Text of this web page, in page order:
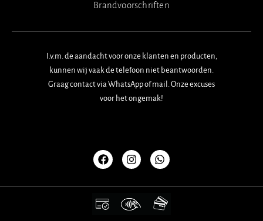
Brandvoorschriften
I.v.m. de aandacht voor onze klanten en producten,
kunnen wij vaak de telefoon niet beantwoorden.
Graag contact via WhatsApp of mail. Onze excuses
voor het ongemak!
a
c
e
o
o
k
n
s
t
g
r
a
h
a
t
a
p
p